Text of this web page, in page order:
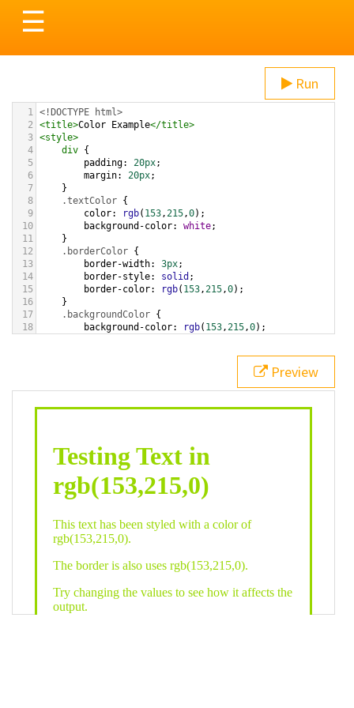
Toggle
navigation
☰
Run
1 <!DOCTYPE html>
2
<title>Color Example</title>
3 <style>
4
div {
5
padding: 20px;
6
margin: 20px;
7
}
8
.textColor {
9
color: rgb( 153,215,0);
10
background-color: white;
11
}
12
.borderColor {
13
border-width: 3px;
14
border-style: solid ;
15
border-color: rgb( 153,215,0);
16
}
17
.backgroundColor {
18
background-color: rgb( 153,215,0);
bottom ,
white, rgb(153,215,0));
div class="textColor borderColor"
< h1>Testing Text in rgb(153,215,0)
Preview